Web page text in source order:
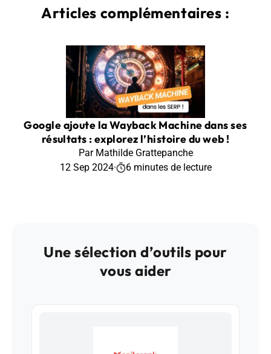
Articles complémentaires :
Google ajoute la Wayback Machine dans ses
résultats : explorez l’histoire du web !
Par Mathilde Grattepanche
12 Sep 2024· 6 minutes de lecture
Une sélection d’outils pour
vous aider